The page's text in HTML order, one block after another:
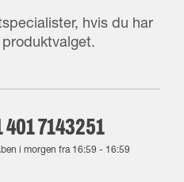
hvis du har
401 7143251
i morgen fra16:59 - 16:59